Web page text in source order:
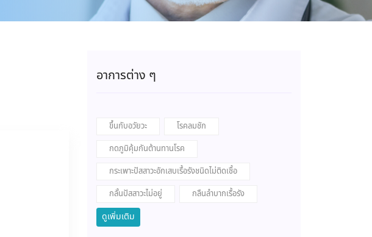
อาการต่าง ๆ
ขึ้นกับอวัยวะ
โรคลมชัก
กดภูมิคุ้มกันต้านทานโรค
กระเพาะปัสสาวะอักเสบเรื้อรังชนิดไม่ติดเชื้อ
กลั้นปัสสาวะไม่อยู่
กลืนลำบากเรื้อรัง
ดูเพิ่มเติม